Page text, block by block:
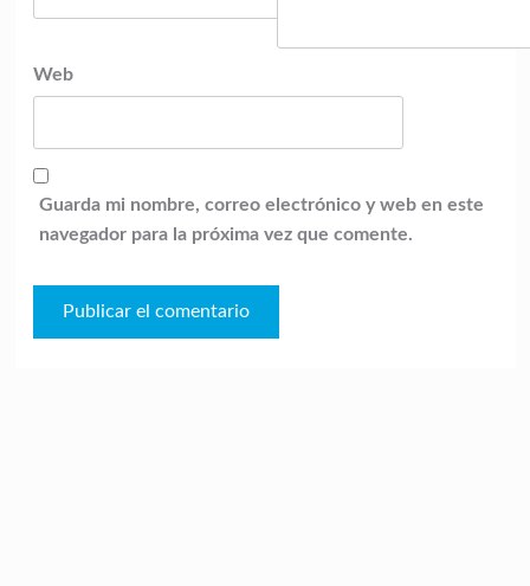
Web
Guarda mi nombre, correo electrónico y web en este
navegador para la próxima vez que comente.